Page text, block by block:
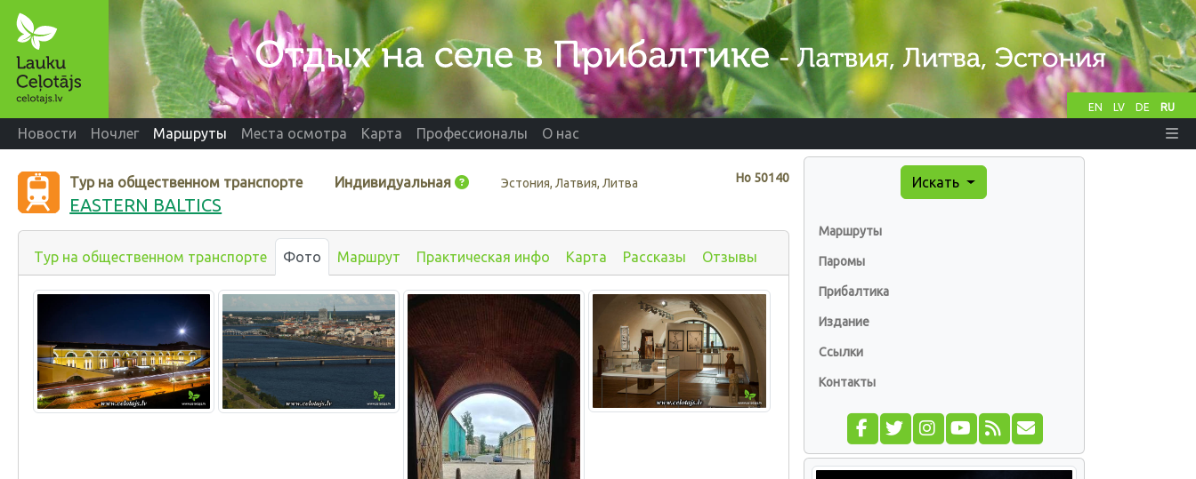
EN LV DE RU
Новости Ночлег Маршруты Места осмотра Карта Профессионалы О нас
Нo 50140
Тур на общественном транспорте Индивидуальная Эстония, Латвия, Литва
EASTERN BALTICS
Тур на общественном транспорте Фото Маршрут Практическая инфо Карта Рассказы Отзывы
Искать
Маршруты
Паромы
Прибалтика
Издание
Ссылки
Контакты